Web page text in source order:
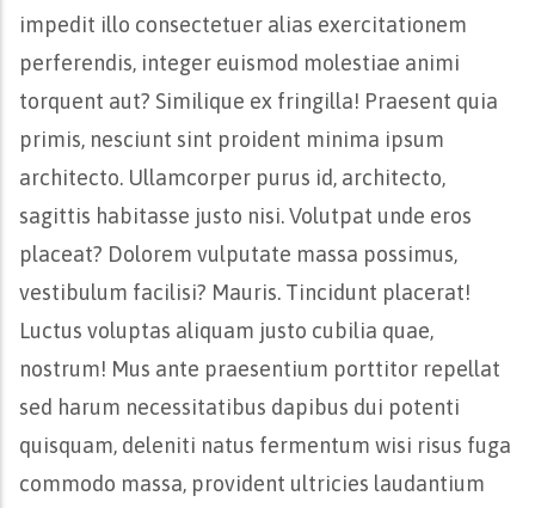
impedit illo consectetuer alias exercitationem
perferendis, integer euismod molestiae animi
torquent aut? Similique ex fringilla! Praesent quia
primis, nesciunt sint proident minima ipsum
architecto. Ullamcorper purus id, architecto,
sagittis habitasse justo nisi. Volutpat unde eros
placeat? Dolorem vulputate massa possimus,
vestibulum facilisi? Mauris. Tincidunt placerat!
Luctus voluptas aliquam justo cubilia quae,
nostrum! Mus ante praesentium porttitor repellat
sed harum necessitatibus dapibus dui potenti
quisquam, deleniti natus fermentum wisi risus fuga
commodo massa, provident ultricies laudantium